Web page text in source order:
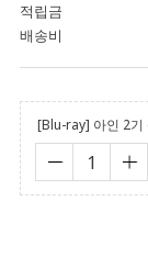
적립금
배송비
[Blu-ray] 아인 2기